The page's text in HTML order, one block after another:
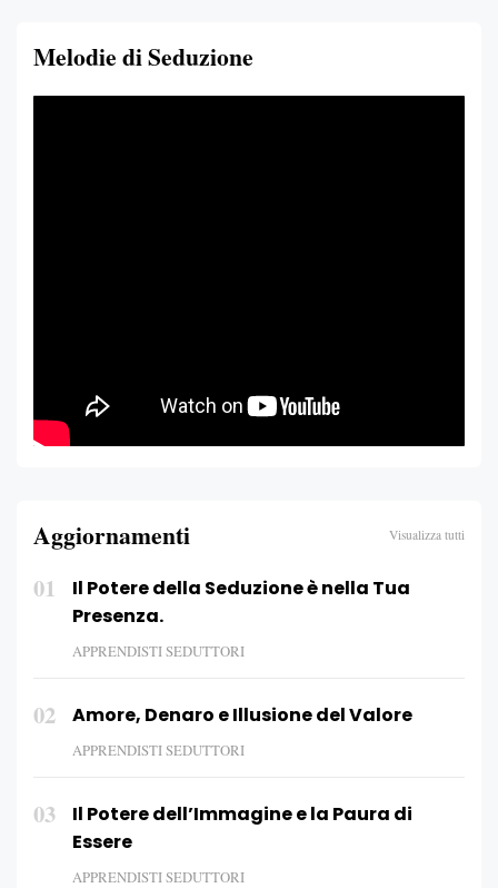
Melodie di Seduzione
Aggiornamenti Visualizza tutti
01
Il Potere della Seduzione è nella Tua
Presenza.
APPRENDISTI SEDUTTORI
02 Amore, Denaro e Illusione del Valore
APPRENDISTI SEDUTTORI
03
Il Potere dell’Immagine e la Paura di
Essere
APPRENDISTI SEDUTTORI